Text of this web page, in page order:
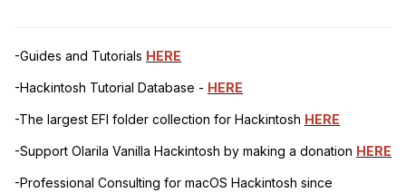
-Guides and Tutorials HERE
-Hackintosh Tutorial Database - HERE
-The largest EFI folder collection for Hackintosh HERE
-Support Olarila Vanilla Hackintosh by making a donation HERE
-Professional Consulting for macOS Hackintosh since